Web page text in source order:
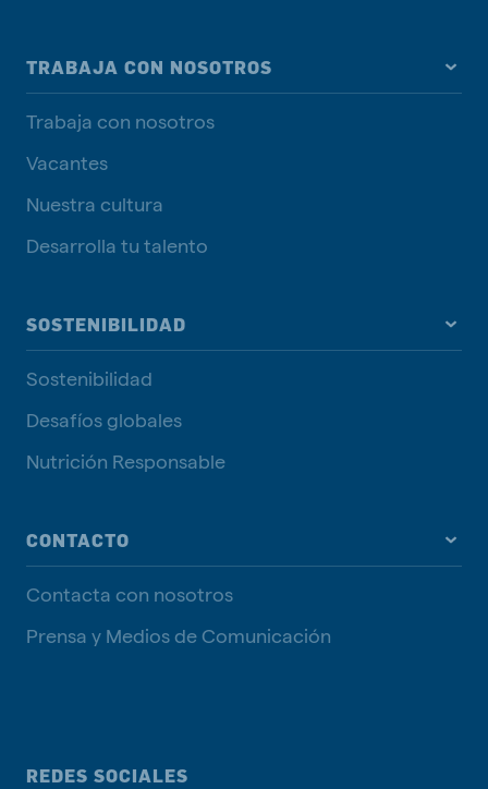
TRABAJA CON NOSOTROS
Trabaja con nosotros
Vacantes
Nuestra cultura
Desarrolla tu talento
SOSTENIBILIDAD
Sostenibilidad
Desafíos globales
Nutrición Responsable
CONTACTO
Contacta con nosotros
Prensa y Medios de Comunicación
REDES SOCIALES